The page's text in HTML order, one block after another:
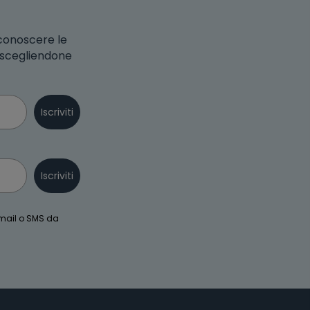
le
Iscriviti
Iscriviti
o SMS da